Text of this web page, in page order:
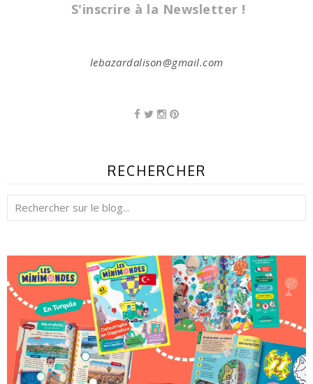
S'inscrire à la Newsletter !
lebazardalison@gmail.com
RECHERCHER